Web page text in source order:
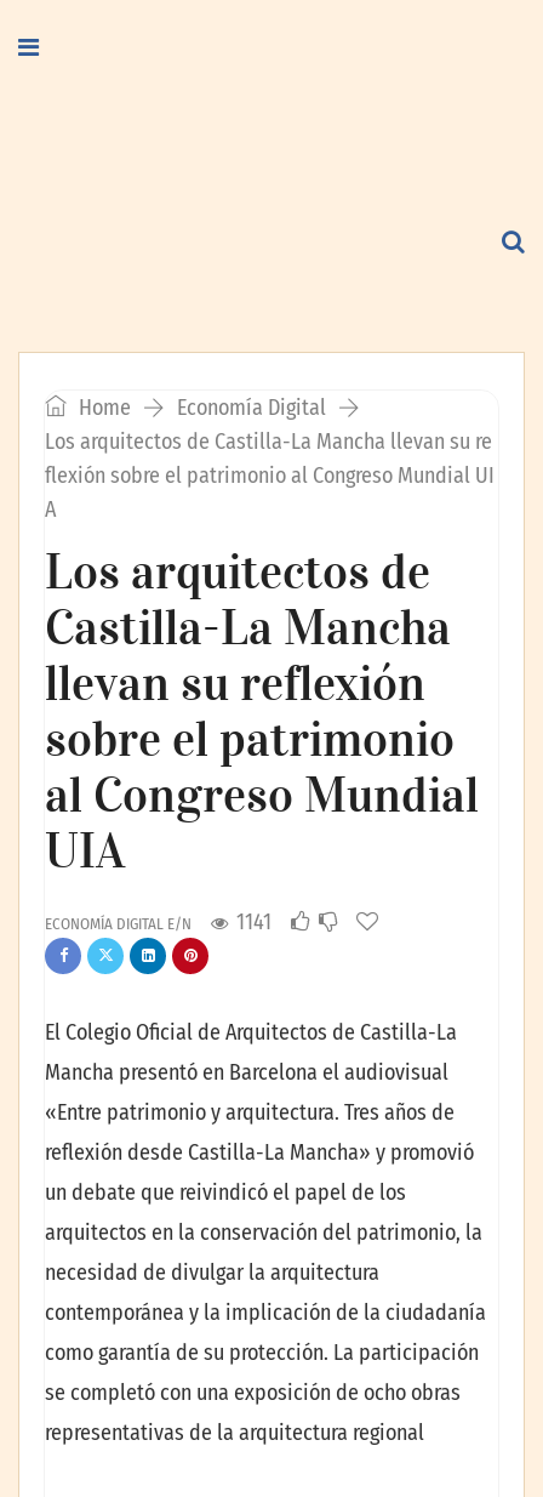
Home
Economía Digital
Los arquitectos de Castilla-La Mancha llevan su re
flexión sobre el patrimonio al Congreso Mundial UI
A
Los arquitectos de
Castilla-La Mancha
llevan su reflexión
sobre el patrimonio
al Congreso Mundial
UIA
ECONOMÍA DIGITAL E/N 1141
El Colegio Oficial de Arquitectos de Castilla-La
Mancha presentó en Barcelona el audiovisual
«Entre patrimonio y arquitectura. Tres años de
reflexión desde Castilla-La Mancha» y promovió
un debate que reivindicó el papel de los
arquitectos en la conservación del patrimonio, la
necesidad de divulgar la arquitectura
contemporánea y la implicación de la ciudadanía
como garantía de su protección. La participación
se completó con una exposición de ocho obras
representativas de la arquitectura regional